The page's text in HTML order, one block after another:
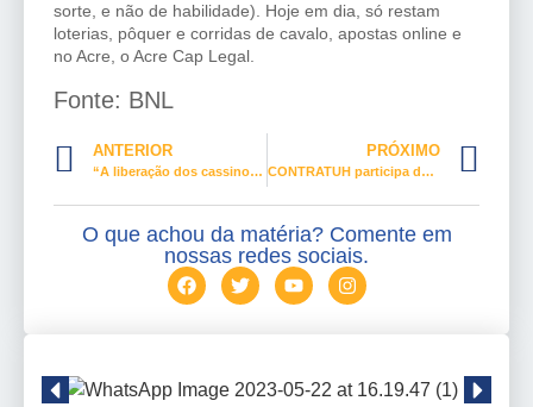
sorte, e não de habilidade). Hoje em dia, só restam
loterias, pôquer e corridas de cavalo, apostas online e
no Acre, o Acre Cap Legal.
Fonte: BNL
ANTERIOR
“A liberação dos cassinos poderia beneficiar o turismo do Amapá”
PRÓXIMO
CONTRATUH participa de seminário internacional sobre a saúde do adolescente nas Américas
O que achou da matéria? Comente em
nossas redes sociais.